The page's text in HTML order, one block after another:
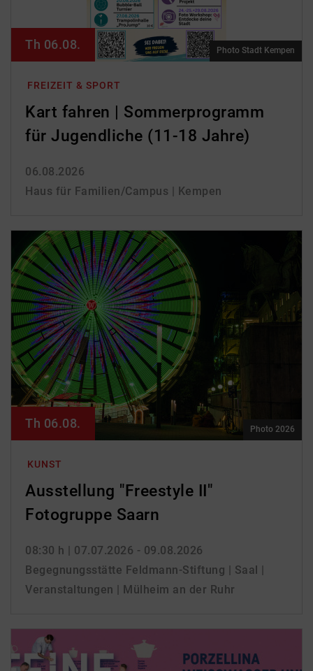
FREIZEIT & SPORT
Kart fahren | Sommerprogramm
für Jugendliche (11-18 Jahre)
06.08.2026
Haus für Familien/Campus | Kempen
Th 06.08. Photo Stadt Kempen
KUNST
Ausstellung "Freestyle II"
Fotogruppe Saarn
08:30 h | 07.07.2026 - 09.08.2026
Begegnungsstätte Feldmann-Stiftung | Saal |
Veranstaltungen | Mülheim an der Ruhr
Th 06.08. Photo 2026